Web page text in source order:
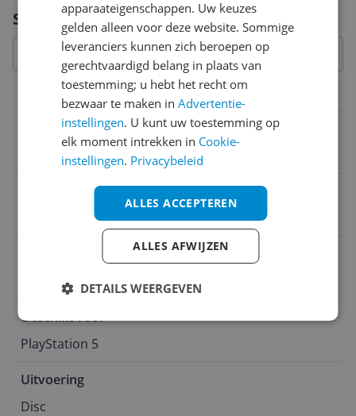
Specificaties
Algemeen
PEGI-leeftijd
Standard Edition
Geschikt voor
PlayStation 5
Uitvoering
Disc
Vraag 1 van 4
apparaateigenschappen. Uw keuzes
gelden alleen voor deze website. Sommige
leveranciers kunnen zich beroepen op
gerechtvaardigd belang in plaats van
toestemming; u hebt het recht om
bezwaar te maken inAdvertentie-
instellingen. U kunt uw toestemming op
elk moment intrekken in Cookie-
instellingen. Privacybeleid
ALLES ACCEPTEREN
ALLES AFWIJZEN
DETAILS WEERGEVEN